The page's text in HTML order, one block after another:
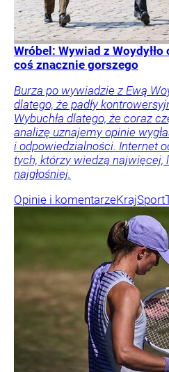
Wróbel: Wywiad z
coś znacznie gorszego
Burza po wywiadzie z Ewą
dlatego, że padły
Wybuchła dlatego, że coraz
analizę uznajemy opinie
i odpowiedzialności. Internet
tych, którzy wiedzą najwięcej,
najgłośniej.
Opinie i komentarzeKrajSport